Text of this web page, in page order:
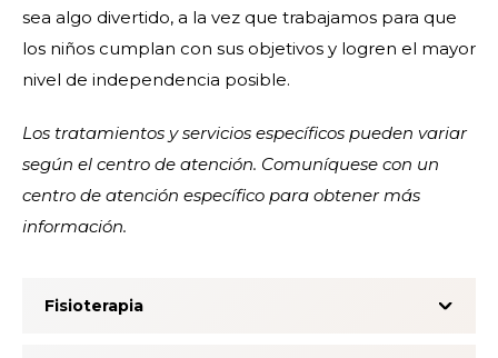
sea algo divertido, a la vez que trabajamos para que
los niños cumplan con sus objetivos y logren el mayor
nivel de independencia posible.
Los tratamientos y servicios específicos pueden variar
según el centro de atención. Comuníquese con un
centro de atención específico para obtener más
información.
Fisioterapia